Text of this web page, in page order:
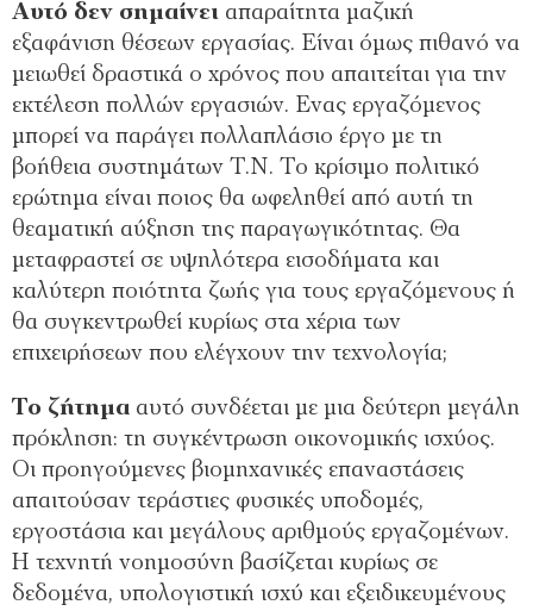
Αυτό δεν σηµαίνει απαραίτητα µαζική
εξαφάνιση θέσεων εργασίας. Είναι όµως πιθανό να
µειωθεί δραστικά ο χρόνος που απαιτείται για την
εκτέλεση πολλών εργασιών. Ενας εργαζόµενος
µπορεί να παράγει πολλαπλάσιο έργο µε τη
βοήθεια συστηµάτων Τ.Ν. Το κρίσιµο πολιτικό
ερώτηµα είναι ποιος θα ωφεληθεί από αυτή τη
θεαµατική αύξηση της παραγωγικότητας. Θα
µεταφραστεί σε υψηλότερα εισοδήµατα και
καλύτερη ποιότητα ζωής για τους εργαζόµενους ή
θα συγκεντρωθεί κυρίως στα χέρια των
επιχειρήσεων που ελέγχουν την τεχνολογία;
Το ζήτηµα αυτό συνδέεται µε µια δεύτερη µεγάλη
πρόκληση: τη συγκέντρωση οικονοµικής ισχύος.
Οι προηγούµενες βιοµηχανικές επαναστάσεις
απαιτούσαν τεράστιες φυσικές υποδοµές,
εργοστάσια και µεγάλους αριθµούς εργαζοµένων.
Η τεχνητή νοηµοσύνη βασίζεται κυρίως σε
δεδοµένα, υπολογιστική ισχύ και εξειδικευµένους